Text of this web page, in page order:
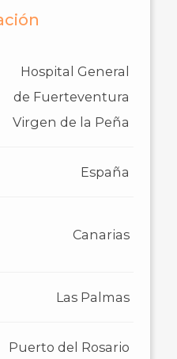
Hospital General
de Fuerteventura
Virgen de la Peña
España
Canarias
Las Palmas
Puerto del Rosario